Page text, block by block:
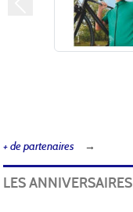
Précedent
+ de partenaires
LES ANNIVERSAIRES